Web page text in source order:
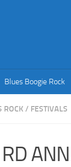
Blues Boogie Rock
ROCK / FESTIVALS